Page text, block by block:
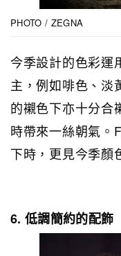
PHOTO / ZEGNA
今季設計的色彩運
主，例如啡色、淡
的襯色下亦十分合
時帶來一絲朝氣。
下時，更見今季顏
6. 低調簡約的配飾